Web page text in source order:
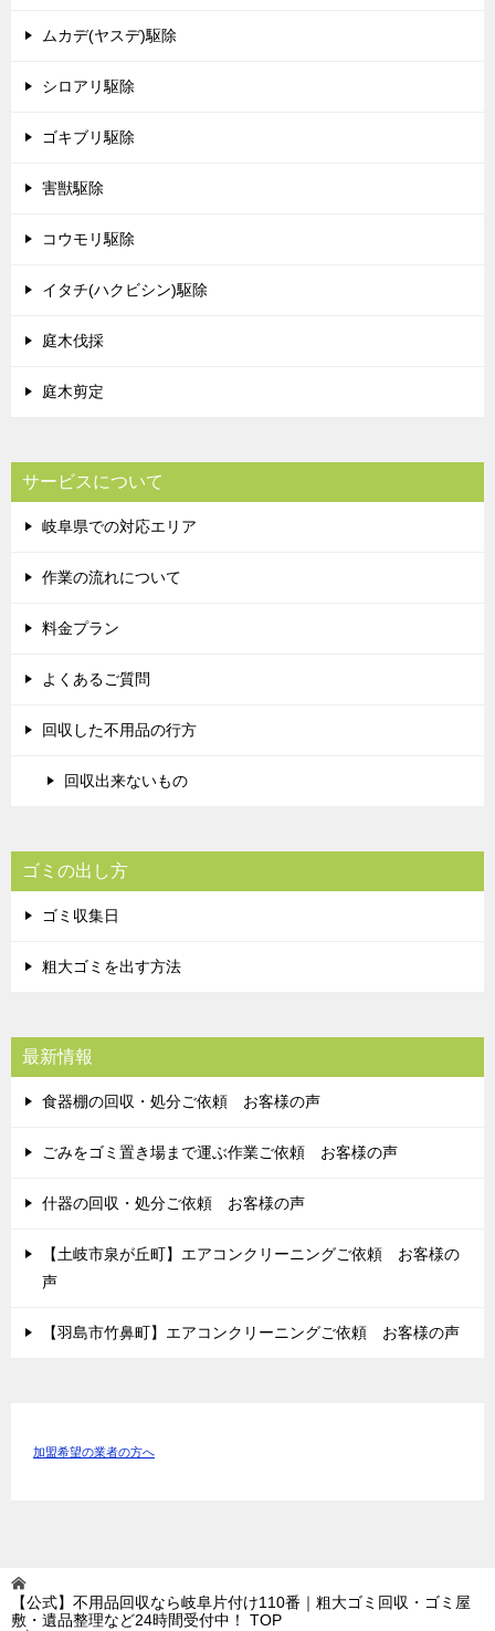
ムカデ(ヤスデ)駆除
シロアリ駆除
ゴキブリ駆除
害獣駆除
コウモリ駆除
イタチ(ハクビシン)駆除
庭木伐採
庭木剪定
サービスについて
岐阜県での対応エリア
作業の流れについて
料金プラン
よくあるご質問
回収した不用品の行方
回収出来ないもの
ゴミの出し方
ゴミ収集日
粗大ゴミを出す方法
最新情報
食器棚の回収・処分ご依頼 お客様の声
ごみをゴミ置き場まで運ぶ作業ご依頼 お客様の声
什器の回収・処分ご依頼 お客様の声
【土岐市泉が丘町】エアコンクリーニングご依頼 お客様の
声
【羽島市竹鼻町】エアコンクリーニングご依頼 お客様の声
加盟希望の業者の方へ
【公式】不用品回収なら岐阜片付け110番｜粗大ゴミ回収・ゴミ屋
敷・遺品整理など24時間受付中！
TOP